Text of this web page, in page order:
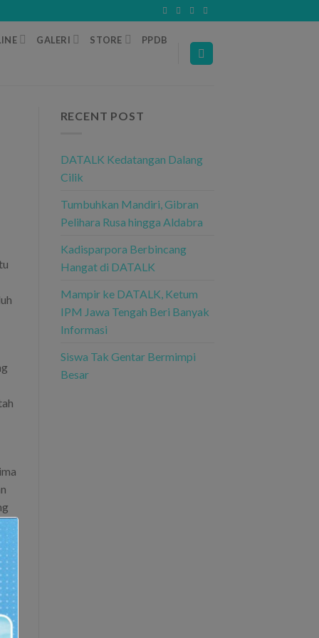
GALERI STORE PPDB
RECENT POST
DATALK Kedatangan Dalang
Cilik
Tumbuhkan Mandiri, Gibran
Pelihara Rusa hingga Aldabra
Kadisparpora Berbincang
Hangat di DATALK
Mampir ke DATALK, Ketum
IPM Jawa Tengah Beri Banyak
Informasi
Siswa Tak Gentar Bermimpi
Besar